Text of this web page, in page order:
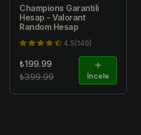
Champions Garantili
Hesap - Valorant
Random Hesap
4.5(149)
₺199.99
₺399.99
İncele